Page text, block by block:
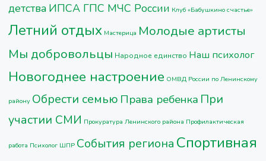
детства ИПСА ГПС МЧС России Клуб «Бабушкино счастье»
Летний отдых Мастерица Молодые артисты
Мы добровольцы Народное единство Наш психолог
Новогоднее настроение ОМВД России по Ленинскому
району Обрести семью Права ребенка При
участии СМИ Прокуратура Ленинского района Профилактическая
работа Психолог ШПР События региона Спортивная